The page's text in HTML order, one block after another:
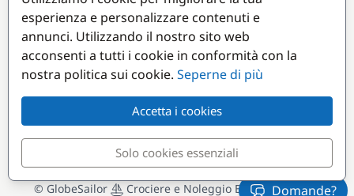
Destinazioni popolari
© GlobeSailor Crociere e Noleggio Barche dal 2008
Domande?
esperienza e personalizzare contenuti e
annunci. Utilizzando il nostro sito web
acconsenti a tutti i cookie in conformità con la
nostra politica sui cookie. Seperne di più
Accetta i cookies
Solo cookies essenziali